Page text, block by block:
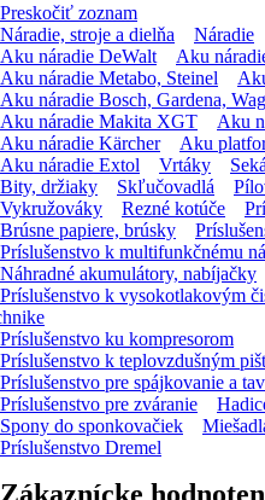
Preskočiť zoznam
Náradie, stroje a dielňa
Náradie
Aku náradie DeWalt
Aku
Aku náradie Metabo, Steinel
Aku náradie Bosch, Gardena,
Aku náradie Makita XGT
Aku
Aku náradie Kärcher
Aku
Aku náradie Extol
Vrtáky
Bity, držiaky
Skľučovadlá
Vykružováky
Rezné kotúče
Brúsne papiere, brúsky
Príslušenstvo k multifunkčnému
Náhradné akumulátory, nabíjačky
Príslušenstvo k vysokotlakovým
Príslušenstvo ku kompresorom
Príslušenstvo k teplovzdušným
Príslušenstvo pre spájkovanie a
Príslušenstvo pre zváranie
Spony do sponkovačiek
Príslušenstvo Dremel